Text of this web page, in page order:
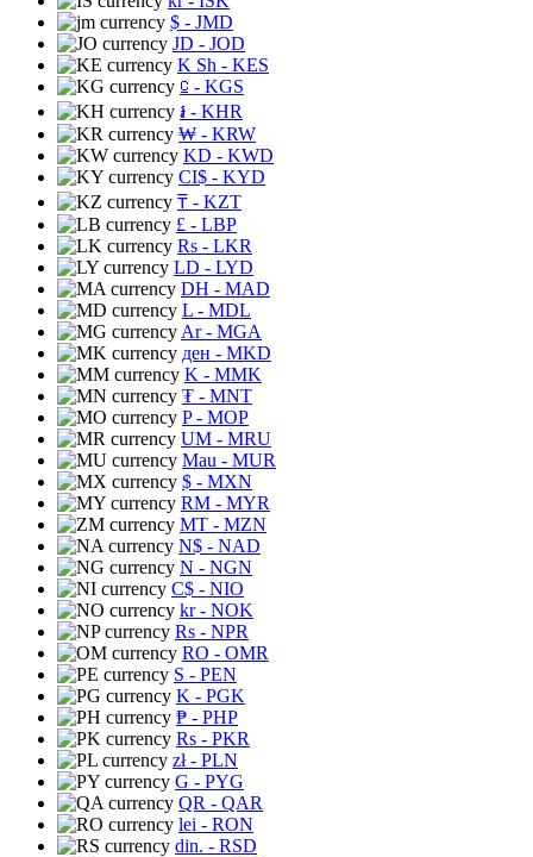
$ - JMD
JD - JOD
K Sh - KES
⃀ - KGS
៛ - KHR
₩ - KRW
KD - KWD
CI$ - KYD
₸ - KZT
£ - LBP
Rs - LKR
LD - LYD
DH - MAD
L - MDL
Ar- MGA
ден - MKD
K - MMK
₮ - MNT
P- MOP
UM - MRU
Mau - MUR
$ - MXN
RM - MYR
MT - MZN
N$ - NAD
N - NGN
C$ - NIO
kr- NOK
Rs - NPR
RO - OMR
S - PEN
K - PGK
₱ - PHP
Rs - PKR
zł- PLN
G - PYG
QR - QAR
lei - RON
din. - RSD